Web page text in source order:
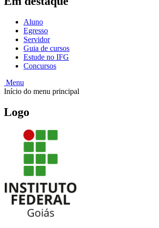
Aluno
Egresso
Servidor
Guia de cursos
Estude no IFG
Concursos
Menu
Início do menu principal
Logo